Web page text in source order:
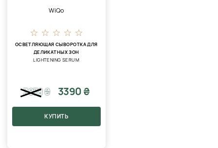
WiQo
ОСВЕТЛЯЮЩАЯ СЫВОРОТКА ДЛЯ
ДЕЛИКАТНЫХ ЗОН
LIGHTENING SERUM
3878₴ 3390 ₴
КУПИТЬ